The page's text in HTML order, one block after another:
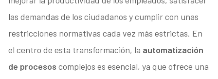
las demandas de los ciudadanos y cumplir con unas
restricciones normativas cada vez más estrictas. En
el centro de esta transformación, la automatización
de procesoscomplejos es esencial, ya que ofrece una